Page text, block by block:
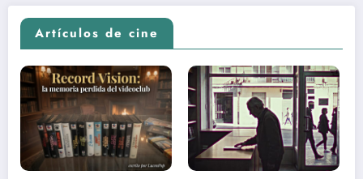
Artículos de cine